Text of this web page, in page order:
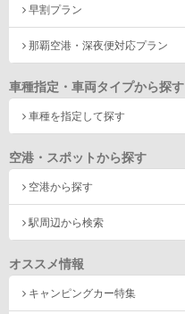
早割プラン
那覇空港・深夜便対応プラン
車種指定・車両タイプから探す
車種を指定して探す
空港・スポットから探す
空港から探す
駅周辺から検索
オススメ情報
キャンピングカー特集